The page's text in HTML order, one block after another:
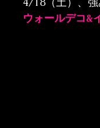
ウォールデコ&